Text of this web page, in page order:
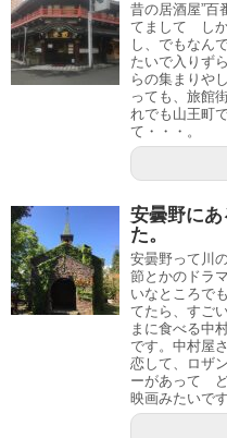
昔の居酒屋”百
てまして しか
し、でもなん
たいで入りず
らの集まりや
っても、旅館
れでも山王町
て・・・。
安曇野に
た。
安曇野って川
節とかのドラ
いなところで
てたら、すご
まに食べる中
です。中村屋
恋して、ロザ
ーがあって ど
映画みたいです